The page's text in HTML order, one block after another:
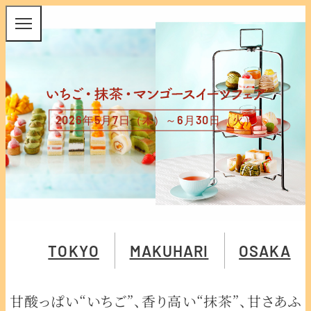
TOKYO MAKUHARI OSAKA
2026年5月7日（木）～6月30日（火）
甘酸っぱい“いちご”、香り高い“抹茶”、甘さあふ